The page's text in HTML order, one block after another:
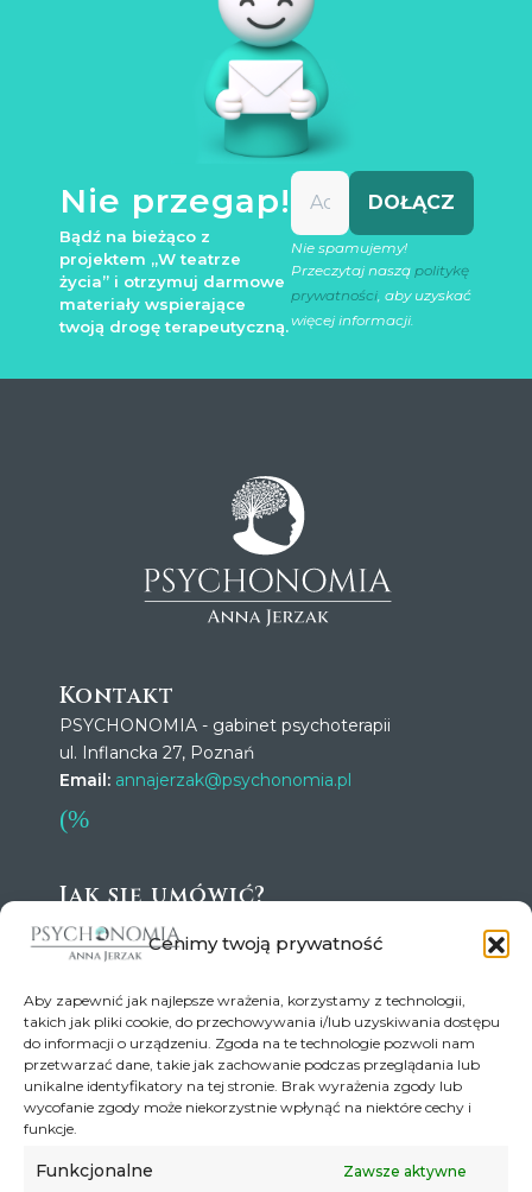
Cenimy twoją prywatność
Aby zapewnić jak najlepsze wrażenia, korzystamy z technologii,
takich jak pliki cookie, do przechowywania i/lub uzyskiwania dostępu
do informacji o urządzeniu. Zgoda na te technologie pozwoli nam
przetwarzać dane, takie jak zachowanie podczas przeglądania lub
unikalne identyfikatory na tej stronie. Brak wyrażenia zgody lub
wycofanie zgody może niekorzystnie wpłynąć na niektóre cechy i
funkcje.
Funkcjonalne Zawsze aktywne
Nie przegap!
Bądź na bieżąco z
projektem „W teatrze
życia” i otrzymuj darmowe
materiały wspierające
twoją drogę terapeutyczną.
Nie spamujemy!
Przeczytaj naszą politykę
prywatności, aby uzyskać
więcej informacji.
Kontakt
PSYCHONOMIA - gabinet psychoterapii
ul. Inflancka 27, Poznań
Email: annajerzak@psychonomia.pl
Jak się umówić?
Wszystkie wizyty wymagają zapisów przez
kalendarz na Znanym Lekarzu lub drogą mailową:
Jak dojadę?